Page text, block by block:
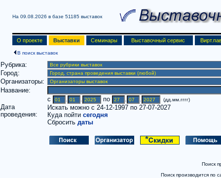
На 09.08.2026 в базе 51185 выставок
О проекте Выставки Семинары Выставочный сервис
В поиск выставок
Рубрика:
Город:
Организаторы:
Название:
Дата
проведения:
c . . по . . (дд.мм.гггг)
Искать можно с 24-12-1997 по 27-07-2027
Куда пойти сегодня
Сбросить даты
Поиск
Поиск производится по